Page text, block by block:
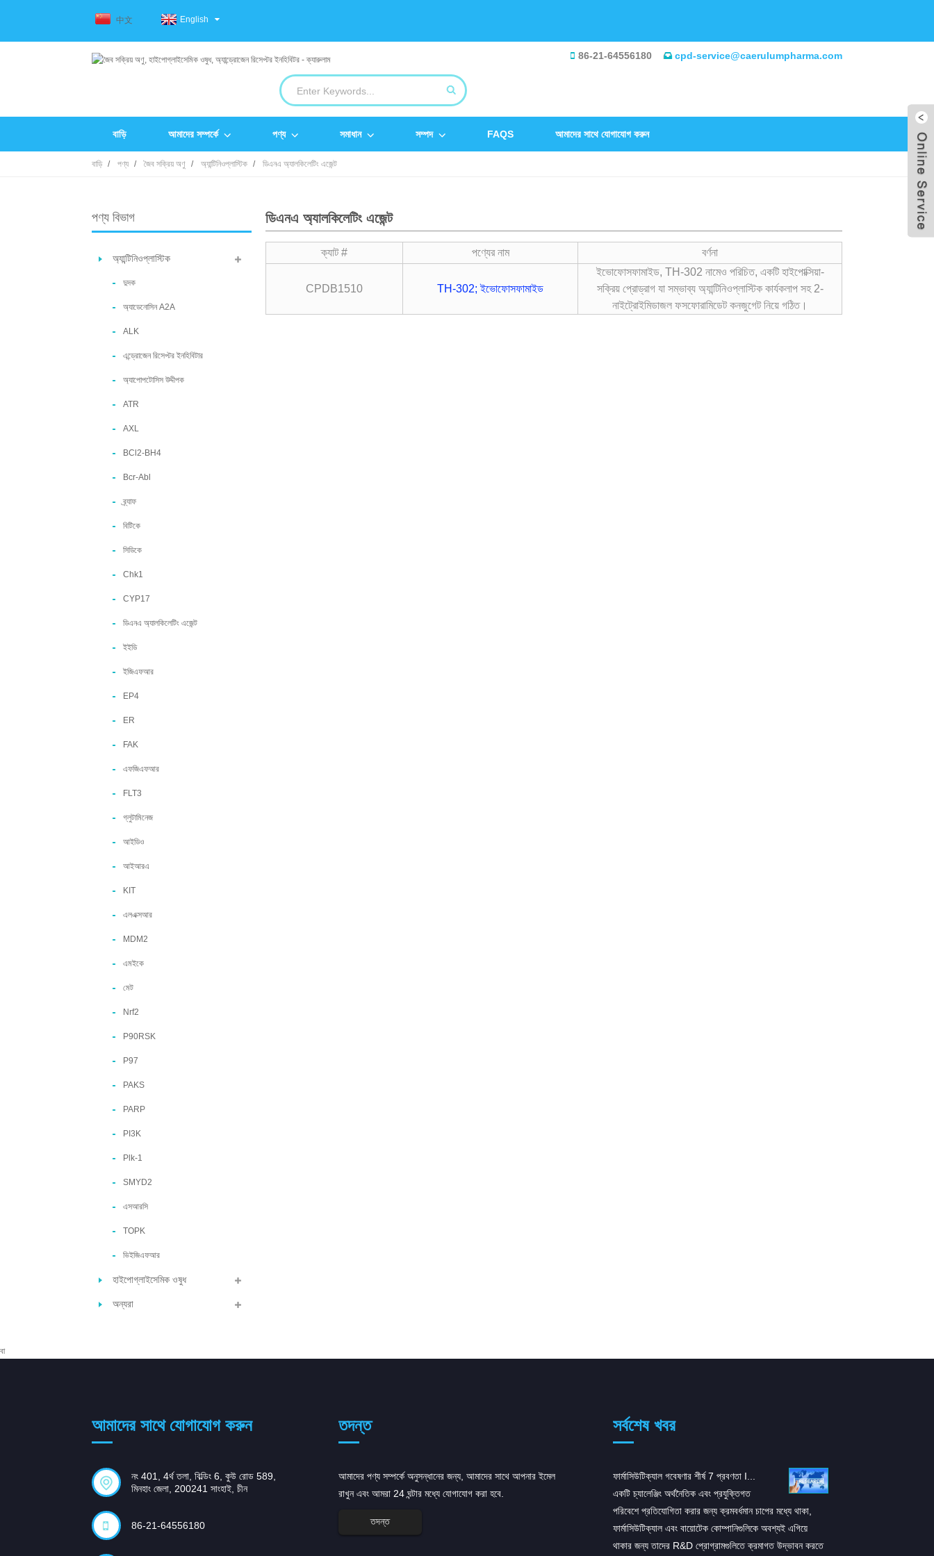
中文 English
86-21-64556180 cpd-service@caerulumpharma.com
বাড়ি আমাদের সম্পর্কে পণ্য সমাধান সম্পদ FAQS আমাদের সাথে যোগাযোগ করুন
বাড়ি পণ্য জৈব সক্রিয় অণু অ্যান্টিনিওপ্লাস্টিক ডিএনএ অ্যালকিলেটিং এজেন্ট
পণ্য বিভাগ
অ্যান্টিনিওপ্লাস্টিক
দুদক
অ্যাডেনোসিন A2A
ALK
এন্ড্রোজেন রিসেপ্টর ইনহিবিটার
অ্যাপোপটোসিস উদ্দীপক
ATR
AXL
BCl2-BH4
Bcr-Abl
ব্র্যাফ
বিটিকে
সিডিকে
Chk1
CYP17
ডিএনএ অ্যালকিলেটিং এজেন্ট
ইইডি
ইজিএফআর
EP4
ER
FAK
এফজিএফআর
FLT3
গ্লুটামিনেজ
আইডিও
আইআরএ
KIT
এলএক্সআর
MDM2
এমইকে
মেট
Nrf2
P90RSK
P97
PAKS
PARP
PI3K
Plk-1
SMYD2
এসআরসি
TOPK
ভিইজিএফআর
হাইপোগ্লাইসেমিক ওষুধ
অন্যরা
ডিএনএ অ্যালকিলেটিং এজেন্ট
ক্যাট # পণ্যের নাম বর্ণনা
CPDB1510 TH-302; ইভোফোসফামাইড
ইভোফোসফামাইড, TH-302 নামেও পরিচিত, একটি হাইপোক্সিয়া-
সক্রিয় প্রোড্রাগ যা সম্ভাব্য অ্যান্টিনিওপ্লাস্টিক কার্যকলাপ সহ 2-
নাইট্রোইমিডাজল ফসফোরামিডেট কনজুগেট নিয়ে গঠিত।
বা
আমাদের সাথে যোগাযোগ করুন
নং 401, 4র্থ তলা, বিল্ডিং 6, কুউ রোড 589,
মিনহাং জেলা, 200241 সাংহাই, চীন
86-21-64556180
তদন্ত
আমাদের পণ্য সম্পর্কে অনুসন্ধানের জন্য, আমাদের সাথে আপনার ইমেল
রাখুন এবং আমরা 24 ঘন্টার মধ্যে যোগাযোগ করা হবে.
তদন্ত
সর্বশেষ খবর
AstraZeneca এর জন্য নিয়ন্ত্রক বুস্ট পেয়েছে...
AstraZeneca মঙ্গলবার তার অনকোলজি
ফার্মাসিউটিক্যাল গবেষণার শীর্ষ 7 প্রবণতা I...
একটি চ্যালেঞ্জিং অর্থনৈতিক এবং প্রযুক্তিগত
পরিবেশে প্রতিযোগিতা করার জন্য ক্রমবর্ধমান চাপের মধ্যে থাকা,
ফার্মাসিউটিক্যাল এবং বায়োটেক কোম্পানিগুলিকে অবশ্যই এগিয়ে
থাকার জন্য তাদের R&D প্রোগ্রামগুলিতে ক্রমাগত উদ্ভাবন করতে